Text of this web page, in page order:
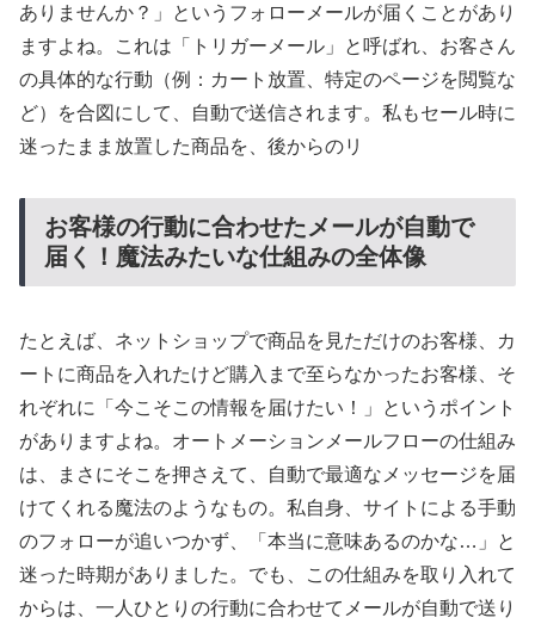
ありませんか？」というフォローメールが届くことがあり
ますよね。これは「トリガーメール」と呼ばれ、お客さん
の具体的な行動（例：カート放置、特定のページを閲覧な
ど）を合図にして、自動で送信されます。私もセール時に
迷ったまま放置した商品を、後からのリ
お客様の行動に合わせたメールが自動で
届く！魔法みたいな仕組みの全体像
たとえば、ネットショップで商品を見ただけのお客様、カ
ートに商品を入れたけど購入まで至らなかったお客様、そ
れぞれに「今こそこの情報を届けたい！」というポイント
がありますよね。オートメーションメールフローの仕組み
は、まさにそこを押さえて、自動で最適なメッセージを届
けてくれる魔法のようなもの。私自身、サイトによる手動
のフォローが追いつかず、「本当に意味あるのかな…」と
迷った時期がありました。でも、この仕組みを取り入れて
からは、一人ひとりの行動に合わせてメールが自動で送り